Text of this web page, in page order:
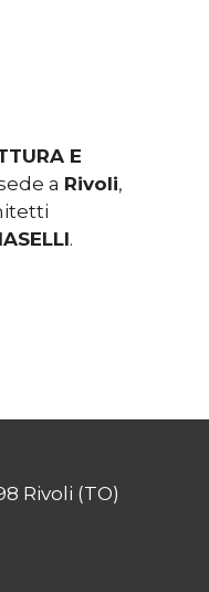
E
a Rivoli,
.
Rivoli (TO)